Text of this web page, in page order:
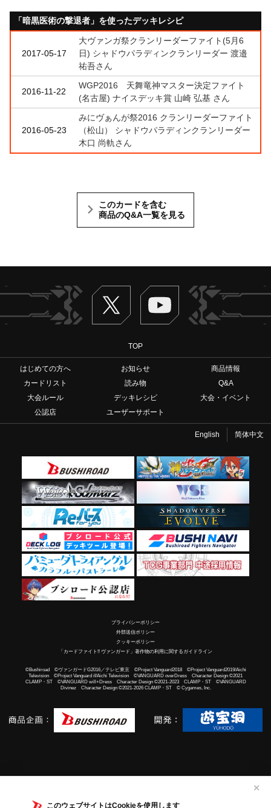
このウェブサイトはCookieを使用します
✕
「暗黒医術の撃退者」を使ったデッキレシピ
2017-05-17
大ヴァンガ祭クランリーダーファイト(5月6
日) シャドウパラディンクランリーダー 渡邉
祐吾さん
2016-11-22
WGP2016 天舞竜神マスター決定ファイト
(名古屋) ナイスデッキ賞 山崎 弘基 さん
2016-05-23
みにヴぁんが祭2016 クランリーダーファイト
（松山） シャドウパラディンクランリーダー
木口 尚軌さん
このカードを含む
商品のQ&A一覧を見る
Twitter ヴァンガードch
TOP
はじめての方へ お知らせ
商品情報
カードリスト
読み物
Q&A
大会ルール
デッキレシピ
大会・イベント
公認店
ユーザーサポート
English 简体中文
プライバシーポリシー
外部送信ポリシー
クッキーポリシー
「カードファイト!! ヴァンガード」著作物の利用に関するガイドライン
©Bushiroad ©ヴァンガードG2016／テレビ東京 ©Project Vanguard2018 ©Project Vanguard2019/Aichi
Television ©Project Vanguard if/Aichi Television ©VANGUARD overDress Character Design ©2021
CLAMP・ST ©VANGUARD will+Dress Character Design ©2021-2023 CLAMP・ST ©VANGUARD
Divinez Character Design ©2021-2026 CLAMP・ST © Cygames, Inc.